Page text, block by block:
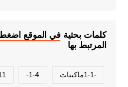
كلمات بحثية في الموقع
المرتبط بها
-1-1ماكينات 1-4-